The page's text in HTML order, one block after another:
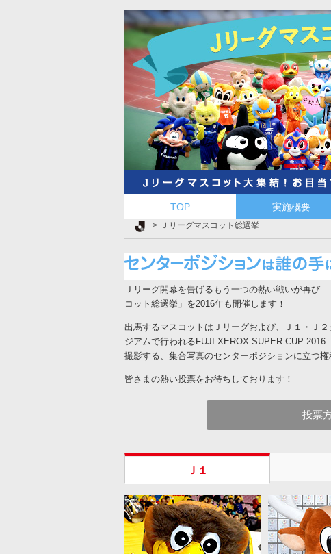
TOP 実施概要
Ｊリーグ TOP
Ｊリーグマスコット総選挙
Ｊリーグ開幕を告げるもう一つの熱い戦いが再
コット総選挙」を2016年も開催します！
出馬するマスコットはＪリーグおよび、Ｊ１・Ｊ
ジアムで行われるFUJI XEROX SUPER CUP
撮影する、集合写真のセンターポジションに立つ権
皆さまの熱い投票をお待ちしております！
投票
Ｊ１